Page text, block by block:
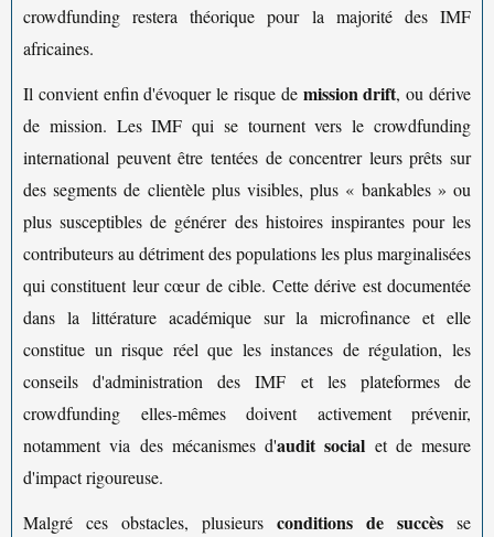
crowdfunding restera théorique pour la majorité des IMF
africaines.
Il convient enfin d'évoquer le risque de mission drift, ou dérive
de mission. Les IMF qui se tournent vers le crowdfunding
international peuvent être tentées de concentrer leurs prêts sur
des segments de clientèle plus visibles, plus « bankables » ou
plus susceptibles de générer des histoires inspirantes pour les
contributeurs au détriment des populations les plus marginalisées
qui constituent leur cœur de cible. Cette dérive est documentée
dans la littérature académique sur la microfinance et elle
constitue un risque réel que les instances de régulation, les
conseils d'administration des IMF et les plateformes de
crowdfunding elles-mêmes doivent activement prévenir,
notamment via des mécanismes d'audit social et de mesure
d'impact rigoureuse.
Malgré ces obstacles, plusieurs conditions de succès se